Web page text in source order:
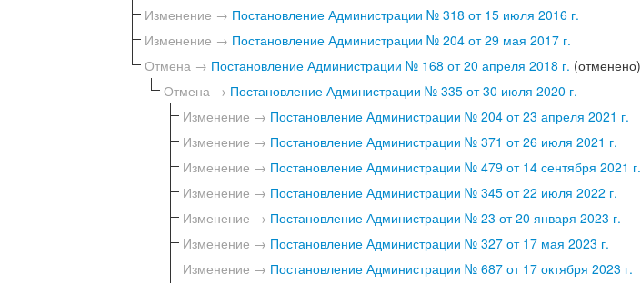
Изменение → Постановление Администрации № 318 от 15 июля 2016 г.
Изменение → Постановление Администрации № 204 от 29 мая 2017 г.
Отмена → Постановление Администрации № 168 от 20 апреля 2018 г. (отменено)
Отмена → Постановление Администрации № 335 от 30 июля 2020 г.
Изменение → Постановление Администрации № 204 от 23 апреля 2021 г.
Изменение → Постановление Администрации № 371 от 26 июля 2021 г.
Изменение → Постановление Администрации № 479 от 14 сентября 2021 г.
Изменение → Постановление Администрации № 345 от 22 июля 2022 г.
Изменение → Постановление Администрации № 23 от 20 января 2023 г.
Изменение → Постановление Администрации № 327 от 17 мая 2023 г.
Изменение → Постановление Администрации № 687 от 17 октября 2023 г.